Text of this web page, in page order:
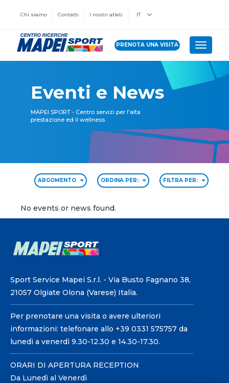
Chi siamo Contatti I nostri atleti IT
PRENOTA UNA VISITA Toggle
Eventi e News
MAPEI SPORT - Centro servizi per l'alta
prestazione ed il wellness.
ARGOMENTO ORDINA PER: FILTRA PER:
No events or news found.
Sport Service Mapei S.r.l. - Via Busto Fagnano 38,
21057 Olgiate Olona (Varese) Italia.
Per prenotare una visita o avere ulteriori
informazioni: telefonare allo +39 0331 575757 da
lunedì a venerdì 9.30-12.30 e 14.30-17.30.
ORARI DI APERTURA RECEPTION
Da Lunedì al Venerdì